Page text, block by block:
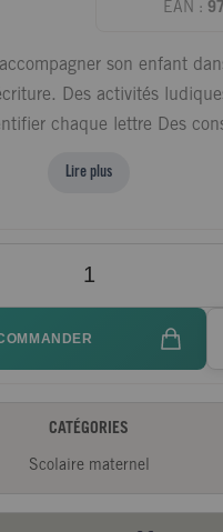
EAN :
son enfant
Des activités
chaque lettre Des
activités et s’amuser+ Un
Lire plus
CATÉGORIES
Scolaire maternel